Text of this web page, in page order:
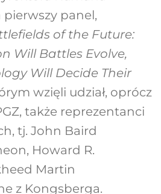
pierwszy panel,
of the Future:
Will Battles Evolve,
Will Decide Their
wzięli udział, oprócz
także reprezentanci
tj. John Baird
Howard R.
Martin
z Kongsberga.